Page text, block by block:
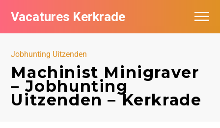
Vacatures Kerkrade
Jobhunting Uitzenden
Machinist Minigraver
– Jobhunting
Uitzenden – Kerkrade
Vacatures per bedrijf in Kerkrade